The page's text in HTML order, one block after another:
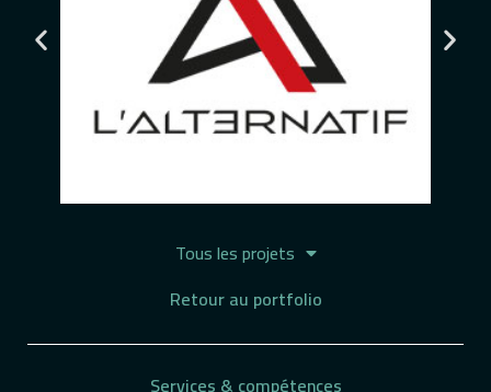
Tous les projets
Retour au portfolio
Services & compétences